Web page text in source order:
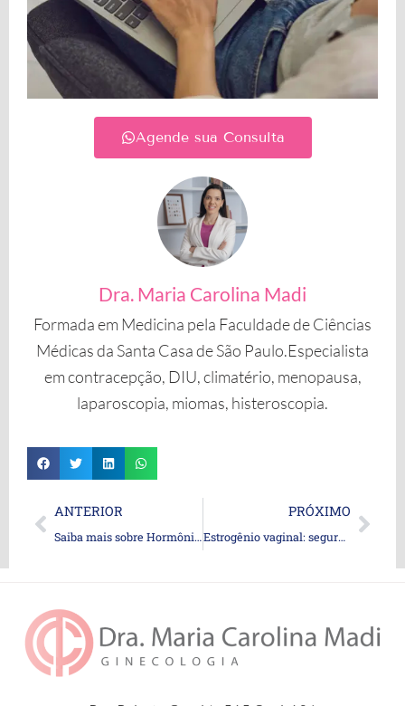
Agende sua Consulta
Dra. Maria Carolina Madi
Formada em Medicina pela Faculdade de Ciências
Médicas da Santa Casa de São Paulo.Especialista
em contracepção, DIU, climatério, menopausa,
laparoscopia, miomas, histeroscopia.
Prev
ANTERIOR
Saiba mais sobre Hormônio antimülleriano e seu papel na Fertilidade Feminina
PRÓXIMO
Estrogênio vaginal: segurança e benefícios no climatério e na menopausa